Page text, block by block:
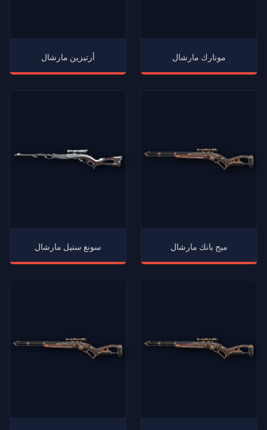
أرتيزين مارشال مونارك مارشال
سونغ ستيل مارشال ميج بانك مارشال